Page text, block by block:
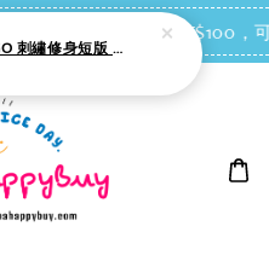
會員每消費NT$100，